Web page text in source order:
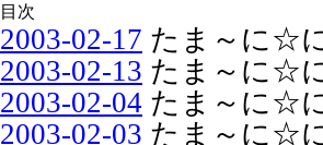
目次
2003-02-17 たま～に☆
2003-02-13 たま～に☆
2003-02-04 たま～に☆
2003-02-03 たま～に☆